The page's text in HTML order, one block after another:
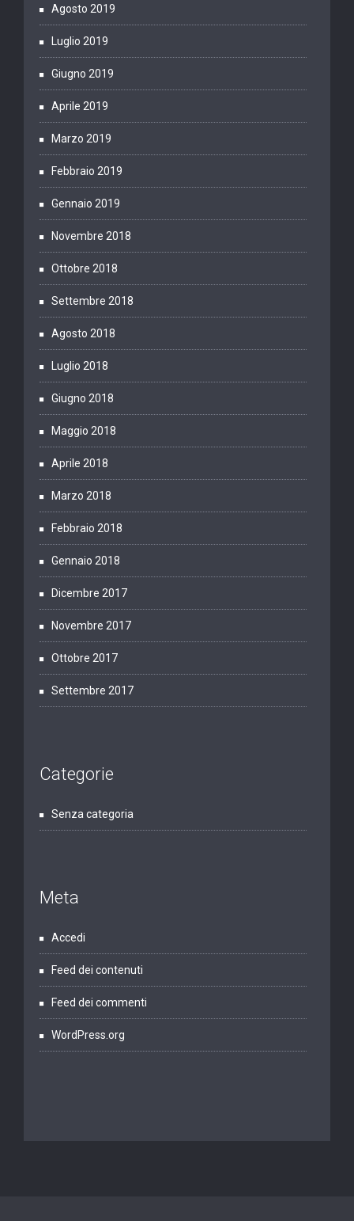
Agosto 2019
Luglio 2019
Giugno 2019
Aprile 2019
Marzo 2019
Febbraio 2019
Gennaio 2019
Novembre 2018
Ottobre 2018
Settembre 2018
Agosto 2018
Luglio 2018
Giugno 2018
Maggio 2018
Aprile 2018
Marzo 2018
Febbraio 2018
Gennaio 2018
Dicembre 2017
Novembre 2017
Ottobre 2017
Settembre 2017
Categorie
Senza categoria
Meta
Accedi
Feed dei contenuti
Feed dei commenti
WordPress.org